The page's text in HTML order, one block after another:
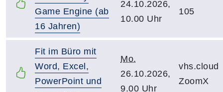
Game Engine (ab
16 Jahren)
24.10.2026,
10.00 Uhr
105
Fit im Büro mit
Word, Excel,
PowerPoint und
Mo.
26.10.2026,
9.00 Uhr
vhs.cloud
ZoomX